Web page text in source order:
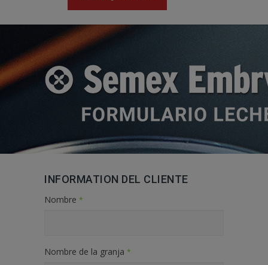
INFORMATION DEL CLIENTE
Nombre *
Nombre de la granja *